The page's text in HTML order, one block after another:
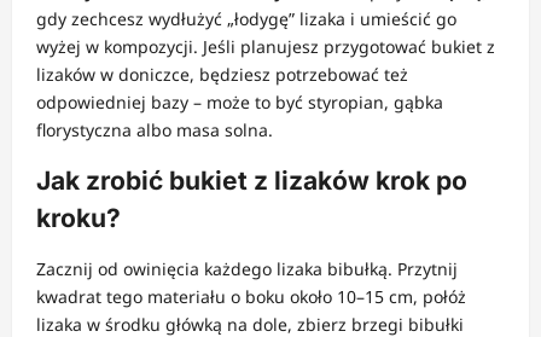
gdy zechcesz wydłużyć „łodygę” lizaka i umieścić go
wyżej w kompozycji. Jeśli planujesz przygotować bukiet z
lizaków w doniczce, będziesz potrzebować też
odpowiedniej bazy – może to być styropian, gąbka
florystyczna albo masa solna.
Jak zrobić bukiet z lizaków krok po
kroku?
Zacznij od owinięcia każdego lizaka bibułką. Przytnij
kwadrat tego materiału o boku około 10–15 cm, połóż
lizaka w środku główką na dole, zbierz brzegi bibułki